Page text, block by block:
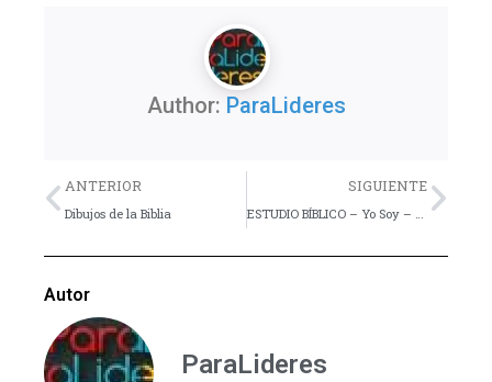
Author: ParaLideres
Previo
ANTERIOR
Dibujos de la Biblia
SIGUIENTE
ESTUDIO BÍBLICO – Yo Soy – Parte 5
Autor
ParaLideres